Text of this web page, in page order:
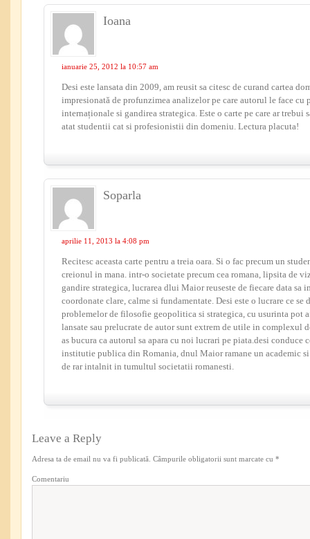
Ioana
ianuarie 25, 2012 la 10:57 am
Desi este lansata din 2009, am reusit sa citesc de curand cartea
impresionată de profunzimea analizelor pe care autorul le face
internaționale si gandirea strategica. Este o carte pe care ar trebui
atat studentii cat si profesionistii din domeniu. Lectura placuta!
Soparla
aprilie 11, 2013 la 4:08 pm
Recitesc aceasta carte pentru a treia oara. Si o fac precum un
creionul in mana. intr-o societate precum cea romana, lipsita de
gandire strategica, lucrarea dlui Maior reuseste de fiecare data sa
coordonate clare, calme si fundamentate. Desi este o lucrare ce se
problemelor de filosofie geopolitica si strategica, cu usurinta pot
lansate sau prelucrate de autor sunt extrem de utile in complexul
as bucura ca autorul sa apara cu noi lucrari pe piata.desi conduce
institutie publica din Romania, dnul Maior ramane un academic
de rar intalnit in tumultul societatii romanesti.
Leave a Reply
Adresa ta de email nu va fi publicată. Câmpurile obligatorii sunt marcate cu *
Comentariu